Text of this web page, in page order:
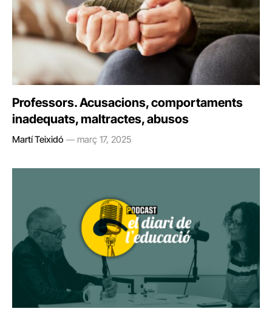
Professors. Acusacions, comportaments
inadequats, maltractes, abusos
Martí Teixidó març 17, 2025